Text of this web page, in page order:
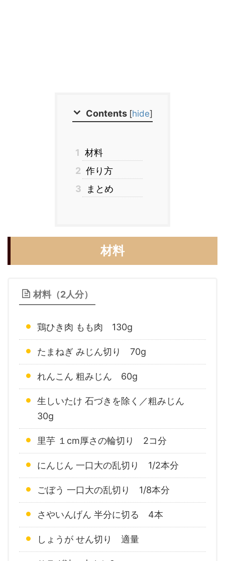
Contents [hide]
1 材料
2 作り方
3
まとめ
材料
材料（2人分）
鶏ひき肉 もも肉 130g
たまねぎ みじん切り 70g
れんこん 粗みじん 60g
生しいたけ 石づきを除く／粗みじん
30g
里芋 １cm厚さの輪切り 2コ分
にんじん 一口大の乱切り 1/2本分
ごぼう 一口大の乱切り 1/8本分
さやいんげん 半分に切る 4本
しょうが せん切り 適量